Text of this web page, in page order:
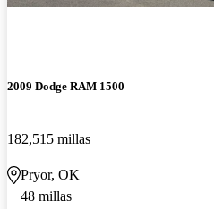
2009 Dodge RAM 1500
182,515 millas
Pryor, OK
48 millas